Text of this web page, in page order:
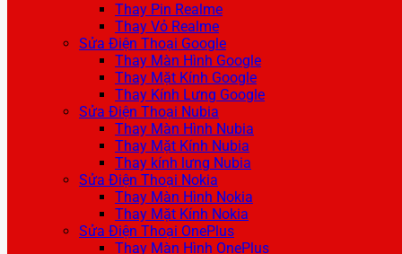
Thay Pin Realme
Thay Vỏ Realme
Sửa Điện Thoại Google
Thay Màn Hình Google
Thay Mặt Kính Google
Thay Kính Lưng Google
Sửa Điện Thoại Nubia
Thay Màn Hình Nubia
Thay Mặt Kính Nubia
Thay kính lưng Nubia
Sửa Điện Thoại Nokia
Thay Màn Hình Nokia
Thay Mặt Kính Nokia
Sửa Điện Thoại OnePlus
Thay Màn Hình OnePlus